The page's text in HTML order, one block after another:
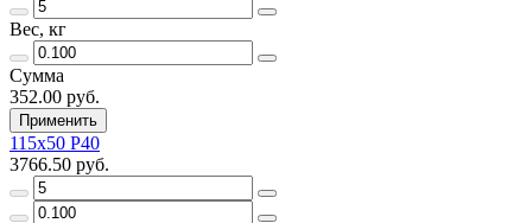
Вес, кг
Сумма
352.00 руб.
Применить
115х50 Р40
3766.50 руб.